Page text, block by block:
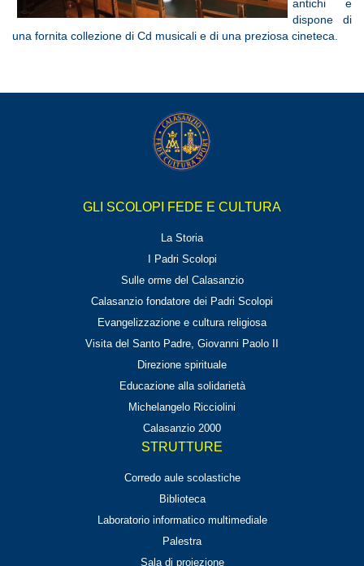
интернет.
Такой
antichi e
dispone di
una fornita collezione di Cd musicali e di una preziosa cineteca.
GLI SCOLOPI FEDE E CULTURA
La Storia
I Padri Scolopi
Sulle orme del Calasanzio
Calasanzio fondatore dei Padri Scolopi
Evangelizzazione e cultura religiosa
Visita del Santo Padre, Giovanni Paolo II
Direzione spirituale
Educazione alla solidarietà
Michelangelo Ricciolini
Calasanzio 2000
STRUTTURE
Corredo aule scolastiche
Biblioteca
Laboratorio informatico multimediale
Palestra
Sala di proiezione